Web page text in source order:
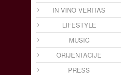
IN VINO VERITAS
LIFESTYLE
MUSIC
ORIJENTACIJE
PRESS